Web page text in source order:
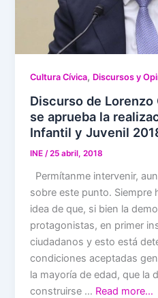
Cultura Cívica, Discursos y
Discurso de Lorenzo
se aprueba la
Infantil y Juvenil
INE/25 abril, 2018
Permítanme intervenir,
sobre este punto. Siempre
idea de que, si bien la
protagonistas, en primer
ciudadanos y esto está
condiciones aceptadas
la mayoría de edad, que la
construirse … Read more…